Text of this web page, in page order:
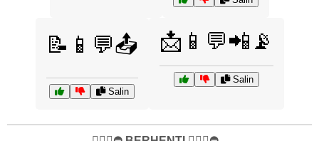
📝📱💬📤
Salin
📩📱💬📲📡
Salin